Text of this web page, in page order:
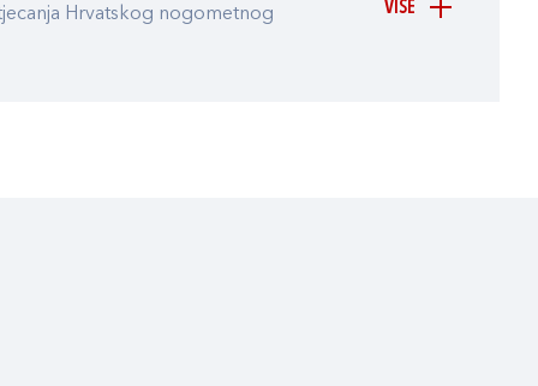
VIŠE
Hrvatskog nogometnog